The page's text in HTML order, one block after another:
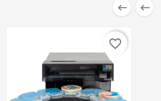
 
favorite_border